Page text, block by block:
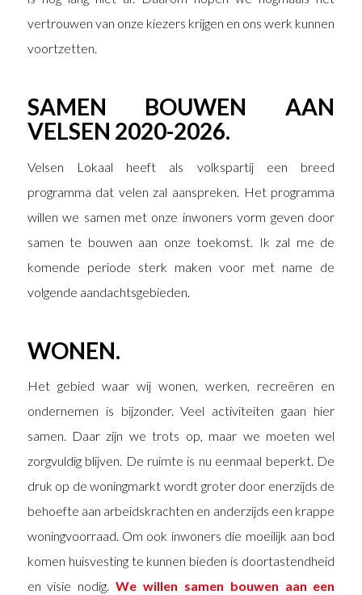
vertrouwen van onze kiezers krijgen en ons werk kunnen
voortzetten.
SAMEN BOUWEN AAN
VELSEN 2020-2026.
Velsen Lokaal heeft als volkspartij een breed
programma dat velen zal aanspreken. Het programma
willen we samen met onze inwoners vorm geven door
samen te bouwen aan onze toekomst. Ik zal me de
komende periode sterk maken voor met name de
volgende aandachtsgebieden.
WONEN.
Het gebied waar wij wonen, werken, recreëren en
ondernemen is bijzonder. Veel activiteiten gaan hier
samen. Daar zijn we trots op, maar we moeten wel
zorgvuldig blijven. De ruimte is nu eenmaal beperkt. De
druk op de woningmarkt wordt groter door enerzijds de
behoefte aan arbeidskrachten en anderzijds een krappe
woningvoorraad. Om ook inwoners die moeilijk aan bod
komen huisvesting te kunnen bieden is doortastendheid
en visie nodig.We willen samen bouwen aan een